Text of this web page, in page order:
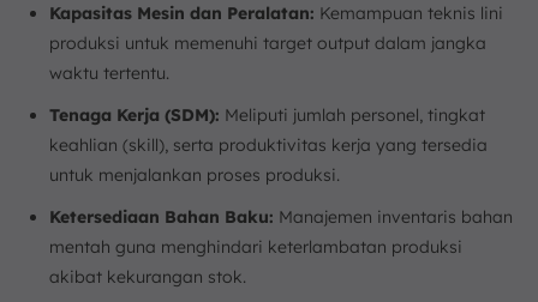
Kapasitas Mesin dan Peralatan: Kemampuan teknis lini
produksi untuk memenuhi target output dalam jangka
waktu tertentu.
Tenaga Kerja (SDM): Meliputi jumlah personel, tingkat
keahlian (skill), serta produktivitas kerja yang tersedia
untuk menjalankan proses produksi.
Ketersediaan Bahan Baku: Manajemen inventaris bahan
mentah guna menghindari keterlambatan produksi
akibat kekurangan stok.